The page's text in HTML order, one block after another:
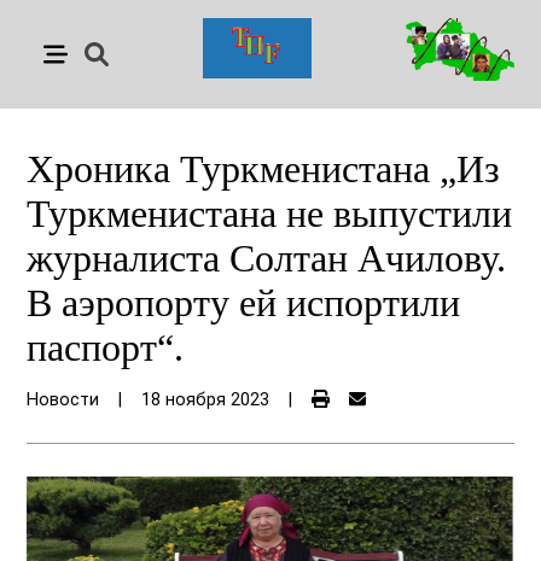
Хроника Туркменистана „Из
Туркменистана не выпустили
журналиста Солтан Ачилову.
В аэропорту ей испортили
паспорт“.
Новости 18 ноября 2023